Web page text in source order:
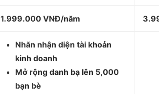
1.999.000 VNĐ/năm
Nhãn nhận diện tài khoản
kinh doanh
Mở rộng danh bạ lên 5,000
bạn bè